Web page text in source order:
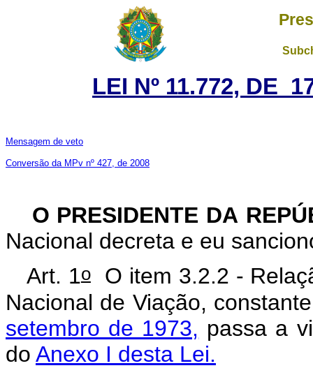
LEI Nº 11.772, DE
Mensagem de veto
Conversão da MPv nº 427, de 2008
O PRESIDENTE DA
Nacional decreta e eu
Art. 1oO item 3.2.2 -
Nacional de Viação,
setembro de 1973, passa a
do Anexo I desta Lei.